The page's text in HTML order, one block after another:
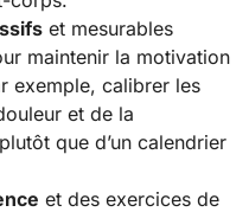
et mesurables
maintenir la motivation
exemple, calibrer les
et de la
que d’un calendrier
et des exercices de